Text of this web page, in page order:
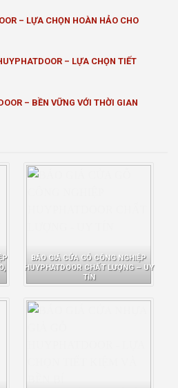
– LỰA CHỌN HOÀN HẢO CHO
– LỰA CHỌN TIẾT
– BỀN VỮNG VỚI THỜI GIAN
BÁO GIÁ CỬA GỖ CÔNG NGHIỆP
HUYPHATDOOR CHẤT LƯỢNG – UY
TÍN